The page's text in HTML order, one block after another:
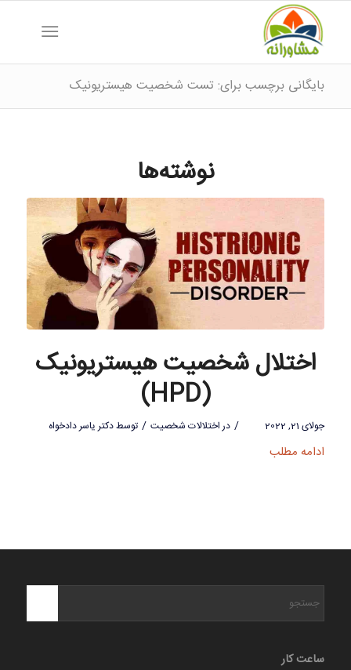
بایگانی برچسب برای: تست شخصیت هیستریونیک
نوشته‌ها
اختلال شخصیت هیستریونیک
(HPD)
جولای 21, 2022 / در اختلالات شخصیت / توسطدکتر یاسر دادخواه
ادامه مطلب
ساعت کار